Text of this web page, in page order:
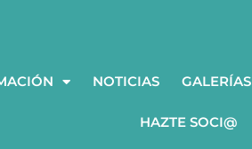
NOTICIAS GALERÍAS
HAZTE SOCI@